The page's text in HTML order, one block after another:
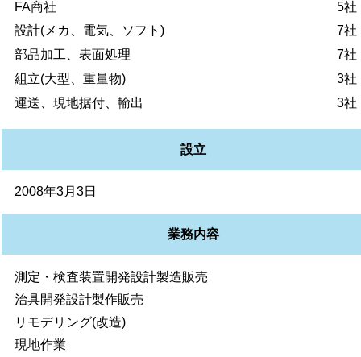
FA商社
5社
設計(メカ、電気、ソフト)
7社
部品加工、表面処理
7社
組立(大型、重量物)
3社
運送、現地据付、輸出
3社
設立
2008年3月3日
業務内容
測定・検査装置開発設計製造販売
治具開発設計製作販売
リモデリング(改造)
現地作業